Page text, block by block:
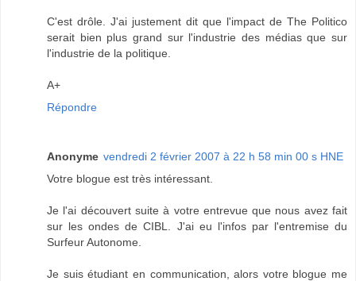
C'est drôle. J'ai justement dit que l'impact de The Politico
serait bien plus grand sur l'industrie des médias que sur
l'industrie de la politique.
A+
Répondre
Anonyme vendredi 2 février 2007 à 22 h 58 min 00 s HNE
Votre blogue est très intéressant.
Je l'ai découvert suite à votre entrevue que nous avez fait
sur les ondes de CIBL. J'ai eu l'infos par l'entremise du
Surfeur Autonome.
Je suis étudiant en communication, alors votre blogue me